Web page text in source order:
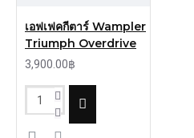
เอฟเฟคกีตาร์ Wampler
Triumph Overdrive
3,900.00฿